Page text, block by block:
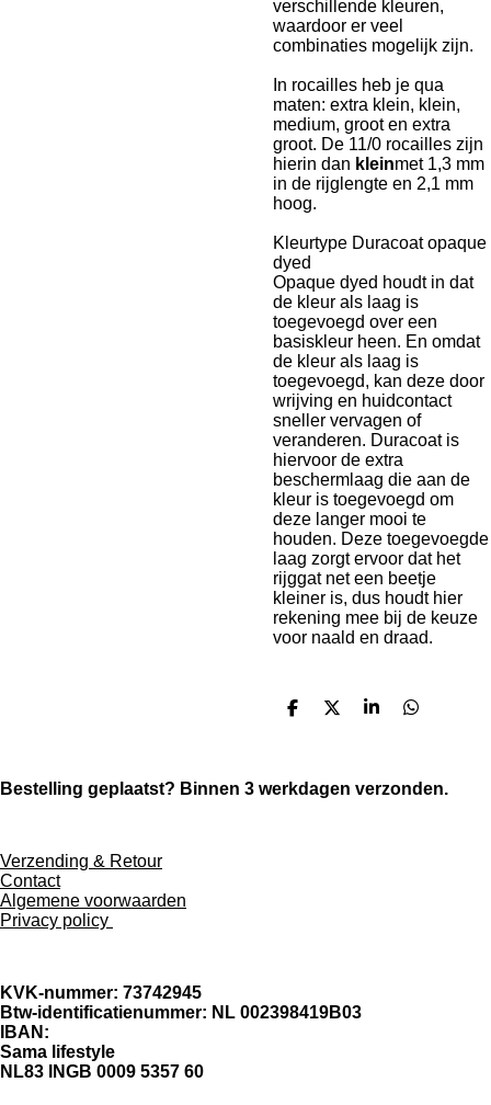
verschillende kleuren,
waardoor er veel
combinaties mogelijk zijn.
In rocailles heb je qua
maten: extra klein, klein,
medium, groot en extra
groot. De 11/0 rocailles zijn
hierin dan kleinmet 1,3 mm
in de rijglengte en 2,1 mm
hoog.
Kleurtype Duracoat opaque
dyed
Opaque dyed houdt in dat
de kleur als laag is
toegevoegd over een
basiskleur heen. En omdat
de kleur als laag is
toegevoegd, kan deze door
wrijving en huidcontact
sneller vervagen of
veranderen. Duracoat is
hiervoor de extra
beschermlaag die aan de
kleur is toegevoegd om
deze langer mooi te
houden. Deze toegevoegde
laag zorgt ervoor dat het
rijggat net een beetje
kleiner is, dus houdt hier
rekening mee bij de keuze
voor naald en draad.
D
n
D
S
e
D
n
Bestelling geplaatst? Binnen 3 werkdagen verzonden.
Verzending & Retour
Contact
Algemene voorwaarden
Privacy policy
KVK-nummer: 73742945
Btw-identificatienummer: NL 002398419B03
IBAN:
Sama lifestyle
NL83 INGB 0009 5357 60